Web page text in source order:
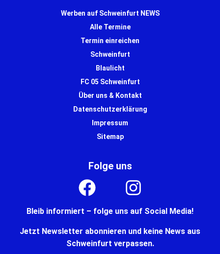
Werben auf Schweinfurt NEWS
Alle Termine
Termin einreichen
Schweinfurt
Blaulicht
FC 05 Schweinfurt
Über uns & Kontakt
Datenschutzerklärung
Impressum
Sitemap
Folge uns
Bleib informiert – folge uns auf Social Media!
Jetzt Newsletter abonnieren und keine News aus
Schweinfurt verpassen.